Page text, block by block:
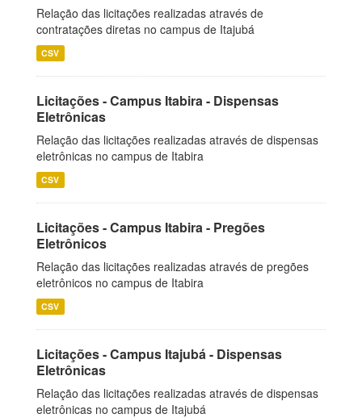
Relação das licitações realizadas através de
contratações diretas no campus de Itajubá
CSV
Licitações - Campus Itabira - Dispensas
Eletrônicas
Relação das licitações realizadas através de dispensas
eletrônicas no campus de Itabira
CSV
Licitações - Campus Itabira - Pregões
Eletrônicos
Relação das licitações realizadas através de pregões
eletrônicos no campus de Itabira
CSV
Licitações - Campus Itajubá - Dispensas
Eletrônicas
Relação das licitações realizadas através de dispensas
eletrônicas no campus de Itajubá